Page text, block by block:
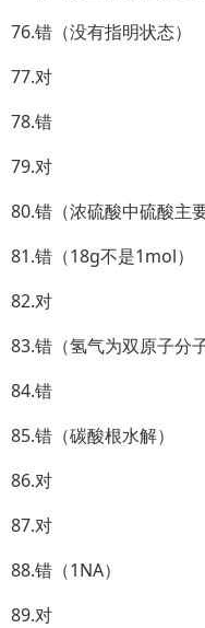
76.错（没有指明状态）
77.对
78.错
79.对
80.错（浓硫酸中硫酸主
81.错（18g不是1mol）
82.对
83.错（氢气为双原子分
84.错
85.错（碳酸根水解）
86.对
87.对
88.错（1NA）
89.对